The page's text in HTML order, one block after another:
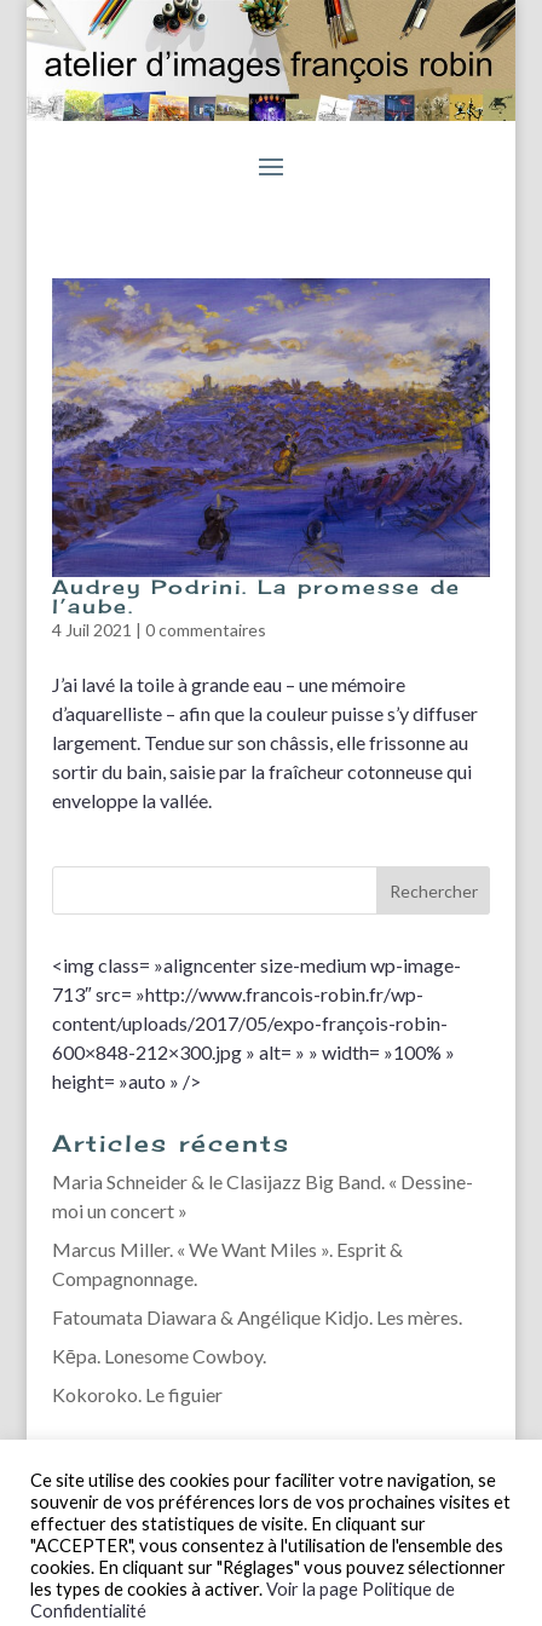
Audrey Podrini. La promesse de
l’aube.
4 Juil 2021 | 0 commentaires
J’ai lavé la toile à grande eau – une mémoire
d’aquarelliste – afin que la couleur puisse s’y diffuser
largement. Tendue sur son châssis, elle frissonne au
sortir du bain, saisie par la fraîcheur cotonneuse qui
enveloppe la vallée.
<img class= »aligncenter size-medium wp-image-
713″ src= »http://www.francois-robin.fr/wp-
content/uploads/2017/05/expo-françois-robin-
600×848-212×300.jpg » alt= » » width= »100% »
height= »auto » />
Articles récents
Maria Schneider & le Clasijazz Big Band. « Dessine-
moi un concert »
Marcus Miller. « We Want Miles ». Esprit &
Compagnonnage.
Fatoumata Diawara & Angélique Kidjo. Les mères.
Kēpa. Lonesome Cowboy.
Kokoroko. Le figuier
Ce site utilise des cookies pour faciliter votre navigation, se
souvenir de vos préférences lors de vos prochaines visites et
effectuer des statistiques de visite. En cliquant sur
"ACCEPTER", vous consentez à l'utilisation de l'ensemble des
cookies. En cliquant sur "Réglages" vous pouvez sélectionner
les types de cookies à activer.Voir la page Politique de
Confidentialité